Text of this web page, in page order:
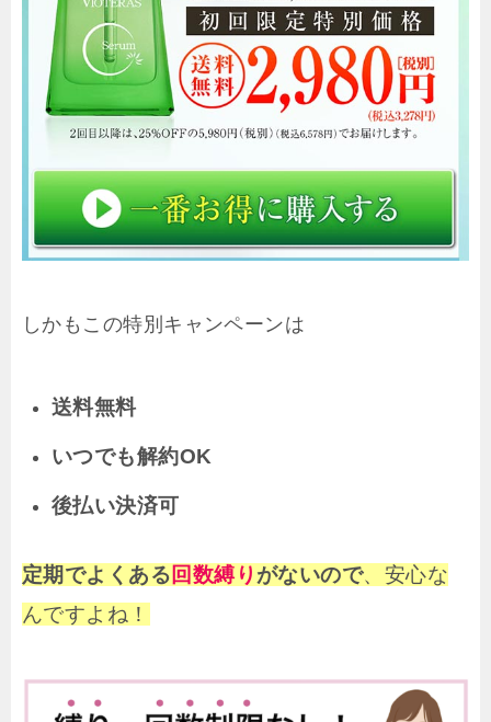
しかもこの特別キャンペーンは
送料無料
いつでも解約OK
後払い決済可
定期でよくある回数縛り がないので、安心な
んですよね！